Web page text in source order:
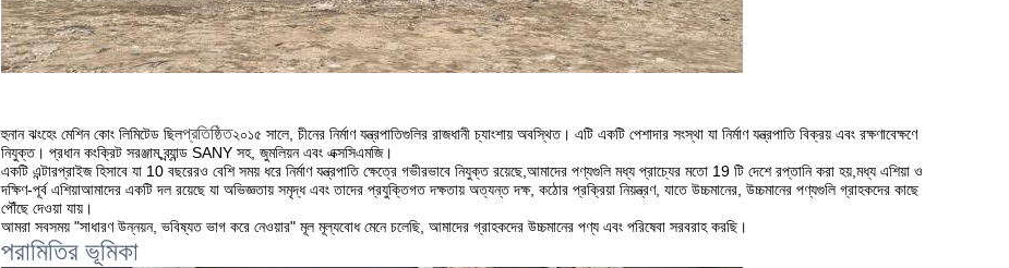
হুনান ঝংহেং মেশিন কোং লিমিটেড ছিলপ্রতিষ্ঠিত২০১৫ সালে, চীনের নির্মাণ যন্ত্রপাতিগুলির রাজধানী চ্যাংশায় অবস্থিত। এটি একটি পেশাদার সংস্থা যা নির্মাণ যন্ত্রপাতি বিক্রয় এবং রক্ষণাবেক্ষণে
নিযুক্ত। প্রধান কংক্রিট সরঞ্জাম,ব্র্যান্ড SANY সহ, জুমলিয়ন এবং এক্সসিএমজি।
একটি এন্টারপ্রাইজ হিসাবে যা 10 বছরেরও বেশি সময় ধরে নির্মাণ যন্ত্রপাতি ক্ষেত্রে গভীরভাবে নিযুক্ত রয়েছে,আমাদের পণ্যগুলি মধ্য প্রাচ্যের মতো 19 টি দেশে রপ্তানি করা হয়,মধ্য এশিয়া ও
দক্ষিণ-পূর্ব এশিয়াআমাদের একটি দল রয়েছে যা অভিজ্ঞতায় সমৃদ্ধ এবং তাদের প্রযুক্তিগত দক্ষতায় অত্যন্ত দক্ষ, কঠোর প্রক্রিয়া নিয়ন্ত্রণ, যাতে উচ্চমানের, উচ্চমানের পণ্যগুলি গ্রাহকদের কাছে
পৌঁছে দেওয়া যায়।
আমরা সবসময় "সাধারণ উন্নয়ন, ভবিষ্যত ভাগ করে নেওয়ার" মূল মূল্যবোধ মেনে চলেছি, আমাদের গ্রাহকদের উচ্চমানের পণ্য এবং পরিষেবা সরবরাহ করছি।
পরামিতির ভূমিকা